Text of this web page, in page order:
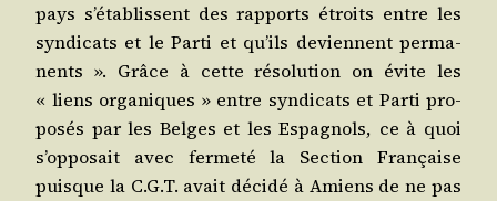
pays s’é­ta­blissent des rap­ports étroits entre les
syn­di­cats et le Par­ti et qu’ils deviennent per­ma­
nents ». Grâce à cette réso­lu­tion on évite les
« liens orga­niques » entre syn­di­cats et Par­ti pro­
po­sés par les Belges et les Espa­gnols, ce à quoi
s’op­po­sait avec fer­me­té la Sec­tion Fran­çaise
puisque la C.G.T. avait déci­dé à Amiens de ne pas